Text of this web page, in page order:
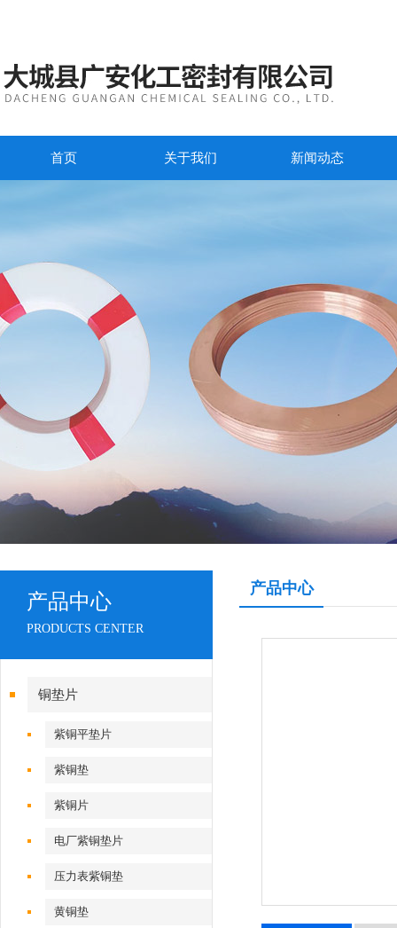
首页 关于我们 新闻动态
产品中心
PRODUCTS CENTER
铜垫片
紫铜平垫片
紫铜垫
紫铜片
电厂紫铜垫片
压力表紫铜垫
黄铜垫
产品中心